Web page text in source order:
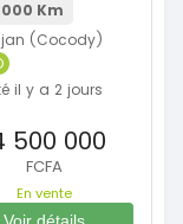
Km
(Cocody)
il y a 2 jours
500 000
FCFA
En vente